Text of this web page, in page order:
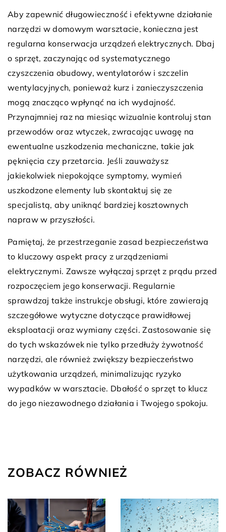
Aby zapewnić długowieczność i efektywne działanie
narzędzi w domowym warsztacie, konieczna jest
regularna konserwacja urządzeń elektrycznych. Dbaj
o sprzęt, zaczynając od systematycznego
czyszczenia obudowy, wentylatorów i szczelin
wentylacyjnych, ponieważ kurz i zanieczyszczenia
mogą znacząco wpłynąć na ich wydajność.
Przynajmniej raz na miesiąc wizualnie kontroluj stan
przewodów oraz wtyczek, zwracając uwagę na
ewentualne uszkodzenia mechaniczne, takie jak
pęknięcia czy przetarcia. Jeśli zauważysz
jakiekolwiek niepokojące symptomy, wymień
uszkodzone elementy lub skontaktuj się ze
specjalistą, aby uniknąć bardziej kosztownych
napraw w przyszłości.
Pamiętaj, że przestrzeganie zasad bezpieczeństwa
to kluczowy aspekt pracy z urządzeniami
elektrycznymi. Zawsze wyłączaj sprzęt z prądu przed
rozpoczęciem jego konserwacji. Regularnie
sprawdzaj także instrukcje obsługi, które zawierają
szczegółowe wytyczne dotyczące prawidłowej
eksploatacji oraz wymiany części. Zastosowanie się
do tych wskazówek nie tylko przedłuży żywotność
narzędzi, ale również zwiększy bezpieczeństwo
użytkowania urządzeń, minimalizując ryzyko
wypadków w warsztacie. Dbałość o sprzęt to klucz
do jego niezawodnego działania i Twojego spokoju.
ZOBACZ RÓWNIEŻ